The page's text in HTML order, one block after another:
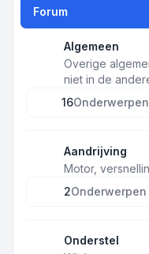
Forum
Algemeen
Overige
niet in de
16Onderwerpen
Aandrijving
Motor,
2Onderwerpen
Onderstel